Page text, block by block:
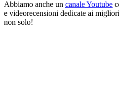
Abbiamo anche un canale Youtube
e videorecensioni dedicate ai
non solo!